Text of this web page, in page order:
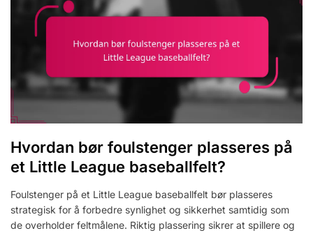
Hvordan bør foulstenger plasseres på
et Little League baseballfelt?
Foulstenger på et Little League baseballfelt bør plasseres
strategisk for å forbedre synlighet og sikkerhet samtidig som
de overholder feltmålene. Riktig plassering sikrer at spillere og